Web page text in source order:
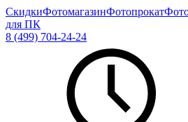
СкидкиФотомагазинФотопрокат
для ПК
8 (499) 704-24-24